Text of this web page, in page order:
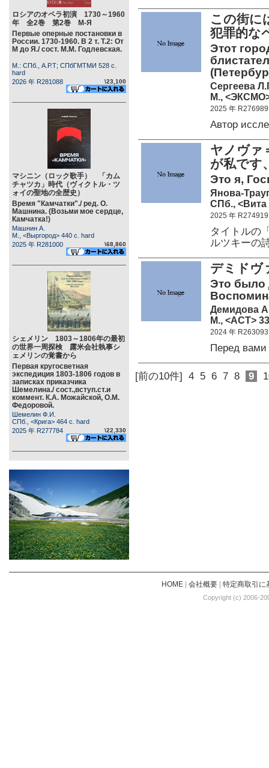
ロシアのオペラ初演 1730～1960
年 全2巻 第2巻 М-Я
Первые оперные постановки в
России. 1730-1960. В 2 т. Т.2: От
М до Я./ сост. М.М. Годлевская.
М.: СПб., А.Р.Т; СПбГМТМИ 528 c.
hard
2026 年 R281088
\23,100
マシニン（ロック歌手） 「カム
チャツカ」時代（ヴィクトル・ツ
ォイの聖地の全歴史）
Время "Камчатки"./ ред. О.
Машнина. (Возьми мое сердце,
Камчатка!)
Машнин А.
М., <Выргород> 440 c. hard
2025 年 R281000
\68,860
シェメリン 1803～1806年の最初
の世界一周探検 露米会社執事シ
ェメリンの覚書から
Первая кругосветная
экспедиция 1803-1806 годов в
записках приказчика
Шемелина./ сост.,вступ.ст.и
коммент. К.А. Можайской, О.М.
Федоровой.
Шемелин Ф.И.
СПб., <Крига> 464 c. hard
2025 年 R277784
\22,330
この街に
犯罪的な
Этот
Сергеева
М.,
2025 年 R276989
Автор
ヤノヴァ
が私です
Это я,
Янова-
СПб., <Вита
2025 年 R274919
タイトルの
ルツキーの
デミド
Это было
Демидова
М., <АСТ>
2024 年 R263093
Перед вами
[前の10件] 4 5 6 7 8 9
HOME| 会社概要| 特定商取引に
Copyright (c) 2006-